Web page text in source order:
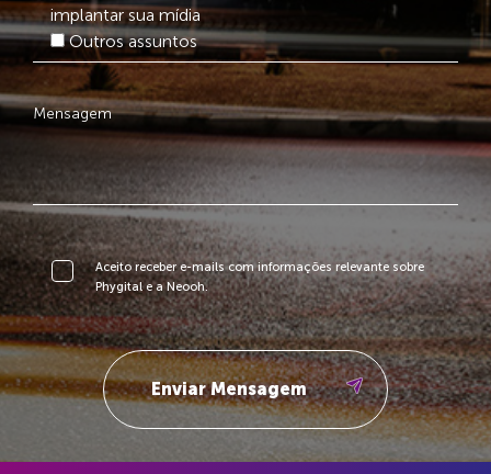
implantar sua mídia
Outros assuntos
Aceito receber e-mails com informações relevante sobre
Phygital e a Neooh.